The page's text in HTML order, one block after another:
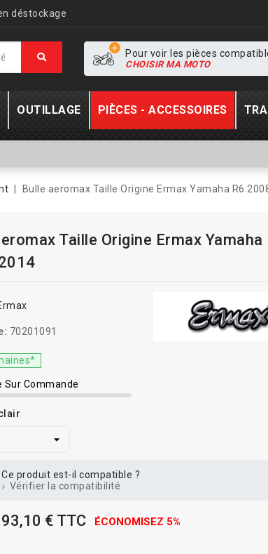
déstockage
Pour voir les pièces
CHOISIR MA MOTO
OUTILLAGE PIÈCES - ACCESSOIRES
Bulle aeromax Taille Origine Ermax Yamaha R6
Taille Origine Ermax Yamaha
70201091
Sur Commande
Ce produit est-il compatible ?
Vérifier la compatibilité
93,10 € TTC ÉCONOMISEZ 5%